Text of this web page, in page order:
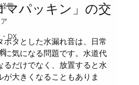
営
DX
マパッキン」の交
ポタとした水漏れ音は、日常
に気になる問題です。水道代
るだけでなく、放置すると水
が大きくなることもありま